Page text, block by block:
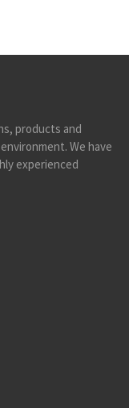
products and
We have
experienced